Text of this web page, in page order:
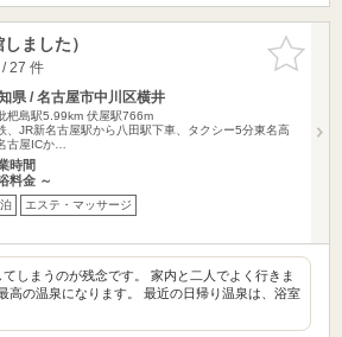
お気に入
りに追加
ました）
27 件
県 / 名古屋市中川区横井
杷島駅5.99km 伏屋駅766m
、JR新名古屋駅から八田駅下車、タクシー5分東名高
古屋ICか…
時間
料金 ～
エステ・マッサージ
しまうのが残念です。 家内と二人でよく行きま
高の温泉になります。 最近の日帰り温泉は、浴室